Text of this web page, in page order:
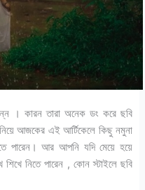
। কারন তারা অনেক ডং করে ছবি
আজকের এই আর্টিকেলে কিছু নমুনা
পারেন। আর আপনি যদি মেয়ে হয়ে
নিতে পারেন , কোন স্টাইলে ছবি